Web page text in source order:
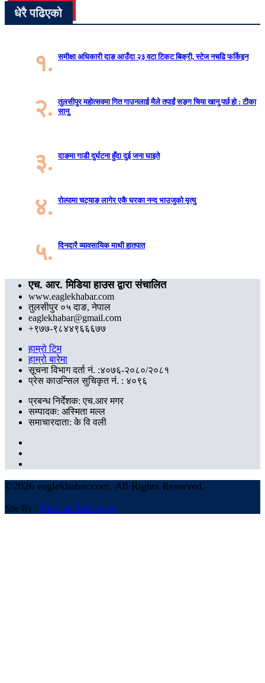
धेरै पढिएको
१. समीक्षा अधिकारी दाङ आउँदा २३ वटा टिकट बिक्री, स्टेज नचढि फर्किइन
२.
तुलसीपुर महोत्सवमा गित गाउनलाई मैले तपाईं सङ्ग चिया खानु पर्छ हो : टीका
सानु
३. दाङमा गाडी दुर्घटना हुँदा दुई जना घाइते
४. रोल्पामा चट्याङ लागेर एकै घरका नन्द भाउजुको मृत्यु
५. दिनदारै व्यावसायिक माथी हातपात
एच. आर. मिडिया हाउस द्वारा संचालित
www.eaglekhabar.com
तुलसीपुर ०५ दाङ, नेपाल
eaglekhabar@gmail.com
+९७७-९८४४९६६६७७
हाम्रो टिम
हाम्रो बारेमा
सूचना विभाग दर्ता नं. :४०७६-२०८०/२०८१
प्रेस काउन्सिल सुचिकृत नं. : ४०९६
प्रबन्ध निर्देशक: एच.आर मगर
सम्पादक: अस्मिता मल्ल
समाचारदाता: के वि वली
©2026 eaglekhabar.com, All Rights Reserved.
Site By : TopLine Technology